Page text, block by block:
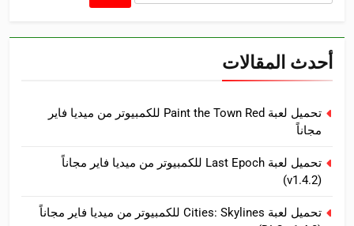
عن:
أحدث المقالات
تحميل لعبة Paint the Town Red للكمبيوتر من ميديا فاير
مجاناً
تحميل لعبة Last Epoch للكمبيوتر من ميديا فاير مجاناً
(v1.4.2)
تحميل لعبة Cities: Skylines للكمبيوتر من ميديا فاير مجاناً